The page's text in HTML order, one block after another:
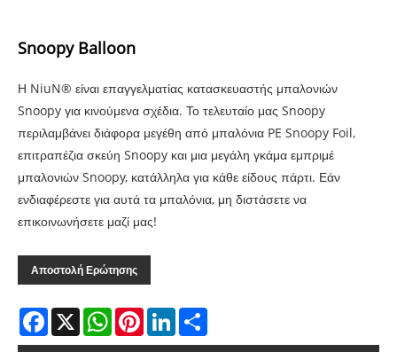
Snoopy Balloon
Η NiuN® είναι επαγγελματίας κατασκευαστής μπαλονιών
Snoopy για κινούμενα σχέδια. Το τελευταίο μας Snoopy
περιλαμβάνει διάφορα μεγέθη από μπαλόνια PE Snoopy Foil,
επιτραπέζια σκεύη Snoopy και μια μεγάλη γκάμα εμπριμέ
μπαλονιών Snoopy, κατάλληλα για κάθε είδους πάρτι. Εάν
ενδιαφέρεστε για αυτά τα μπαλόνια, μη διστάσετε να
επικοινωνήσετε μαζί μας!
Αποστολή Ερώτησης
Facebook
X WhatsAppPinterestLinkedIn